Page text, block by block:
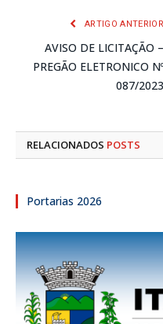
ARTIGO ANTERIOR
AVISO DE LICITAÇÃO –
PREGÃO ELETRONICO Nº
087/2023
RELACIONADOS POSTS
Portarias 2026